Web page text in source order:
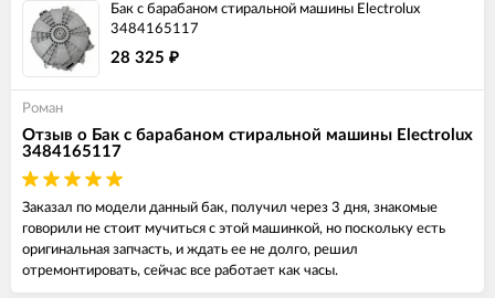
Бак с барабаном стиральной машины Electrolux
3484165117
28 325 ₽
Роман
Отзыв о Бак с барабаном стиральной машины Electrolux
3484165117
Заказал по модели данный бак, получил через 3 дня, знакомые
говорили не стоит мучиться с этой машинкой, но поскольку есть
оригинальная запчасть, и ждать ее не долго, решил
отремонтировать, сейчас все работает как часы.